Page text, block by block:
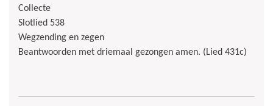
Collecte
Slotlied 538
Wegzending en zegen
Beantwoorden met driemaal gezongen amen. (Lied 431c)